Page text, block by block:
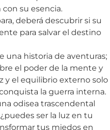
con su esencia.
deberá descubrir si su
para salvar el destino
una historia de aventuras;
el poder de la mente y
y el equilibrio externo solo
la guerra interna.
odisea trascendental
ser la luz en tu
tus miedos en